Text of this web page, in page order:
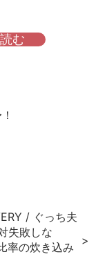
む
/ ぐっち夫
失敗しな
率の炊き込み